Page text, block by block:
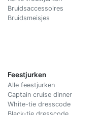
Bruidsaccessoires
Bruidsmeisjes
Feestjurken
Alle feestjurken
Captain cruise dinner
White-tie dresscode